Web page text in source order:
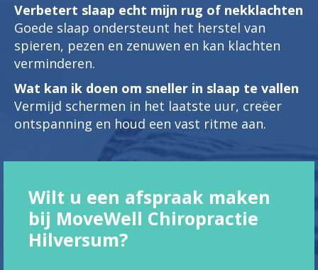
Verbetert slaap echt mijn rug of nekklachten
Goede slaap ondersteunt het herstel van
spieren, pezen en zenuwen en kan klachten
verminderen.
Wat kan ik doen om sneller in slaap te vallen
Vermijd schermen in het laatste uur, creëer
ontspanning en houd een vast ritme aan.
Wilt u een afspraak maken
bij MoveWell Chiropractie
Hilversum?